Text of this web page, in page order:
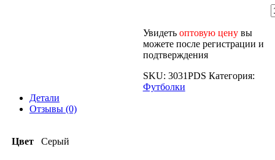
Увидеть оптовую ценувы
можете после регистрации и
подтверждения
SKU: 3031PDS Категория:
Футболки
Детали
Отзывы (0)
Цвет Серый